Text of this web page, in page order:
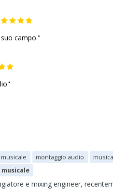
campo."
montaggio audio
e mixing engineer,